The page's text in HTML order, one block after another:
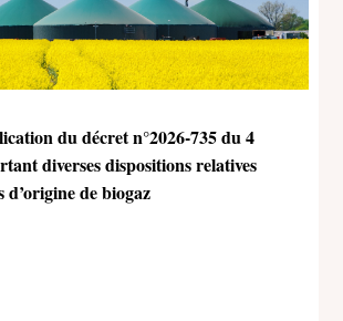
du décret n°2026-735 du 4
diverses dispositions relatives
d’origine de biogaz